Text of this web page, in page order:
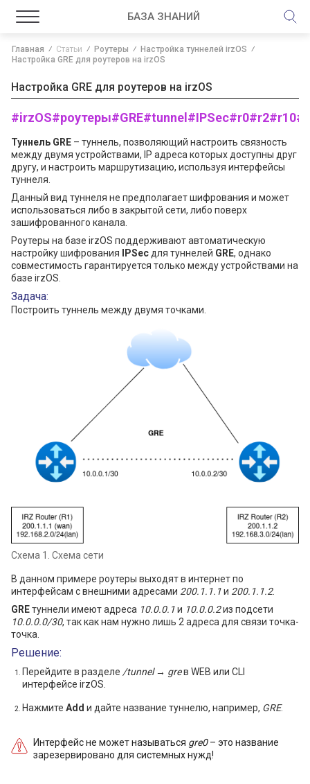
БАЗА ЗНАНИЙ
Главная Статьи Роутеры
Настройка туннелей irzOS
Настройка GRE для роутеров на irzOS
Настройка GRE для роутеров на irzOS
#irzOS#роутеры#GRE#tunnel #IPSec#r0#r2#r10
Туннель GRE – туннель, позволяющий настроить связность
между двумя устройствами, IP адреса которых доступны друг
другу, и настроить маршрутизацию, используя интерфейсы
туннеля.
Данный вид туннеля не предполагает шифрования и может
использоваться либо в закрытой сети, либо поверх
зашифрованного канала.
Роутеры на базе irzOS поддерживают автоматическую
настройку шифрования
IPSec для туннелей GRE, однако
совместимость гарантируется только между устройствами на
базе irzOS.
Задача:
Построить туннель между двумя точками.
Схема 1. Схема сети
В данном примере роутеры выходят в интернет по
интерфейсам с внешними адресами 200.1.1.1и 200.1.1.2.
GREтуннели имеют адреса 10.0.0.1и 10.0.0.2из подсети
10.0.0.0/30, так как нам нужно лишь 2 адреса для связи точка-
точка.
Решение:
Перейдите в разделе /tunnel → greв WEB или CLI
интерфейсе irzOS.
Нажмите Add и дайте название туннелю, например, GRE.
Интерфейс не может называться gre0– это название
зарезервировано для системных нужд!